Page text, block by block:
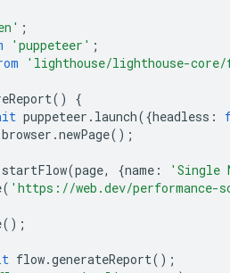
;
'puppeteer' ;
'lighthouse/lighthouse-
()
{
puppeteer . launch({headless :
browser .newPage();
startFlow(page, {name :
'Single
( 'https://web.dev/performance-
();
flow.generateReport();